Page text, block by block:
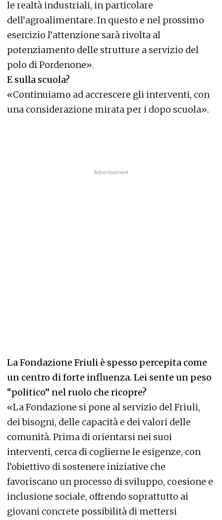
le realtà industriali, in particolare
dell’agroalimentare. In questo e nel prossimo
esercizio l’attenzione sarà rivolta al
potenziamento delle strutture a servizio del
polo di Pordenone».
E sulla scuola?
«Continuiamo ad accrescere gli interventi, con
una considerazione mirata per i dopo scuola».
La Fondazione Friuli è spesso percepita come
un centro di forte influenza. Lei sente un peso
“politico” nel ruolo che ricopre?
«La Fondazione si pone al servizio del Friuli,
dei bisogni, delle capacità e dei valori delle
comunità. Prima di orientarsi nei suoi
interventi, cerca di coglierne le esigenze, con
l’obiettivo di sostenere iniziative che
favoriscano un processo di sviluppo, coesione e
inclusione sociale, offrendo soprattutto ai
giovani concrete possibilità di mettersi